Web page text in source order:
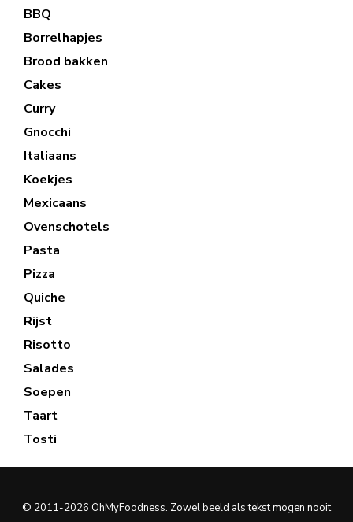
BBQ
Borrelhapjes
Brood bakken
Cakes
Curry
Gnocchi
Italiaans
Koekjes
Mexicaans
Ovenschotels
Pasta
Pizza
Quiche
Rijst
Risotto
Salades
Soepen
Taart
Tosti
© 2011-2026 OhMyFoodness. Zowel beeld als tekst mogen nooit